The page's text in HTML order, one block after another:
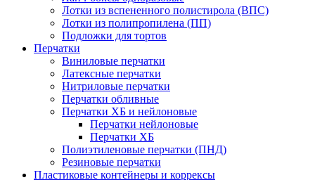
Лотки из вспененного полистирола (ВПС)
Лотки из полипропилена (ПП)
Подложки для тортов
Перчатки
Виниловые перчатки
Латексные перчатки
Нитриловые перчатки
Перчатки обливные
Перчатки ХБ и нейлоновые
Перчатки нейлоновые
Перчатки ХБ
Полиэтиленовые перчатки (ПНД)
Резиновые перчатки
Пластиковые контейнеры и коррексы